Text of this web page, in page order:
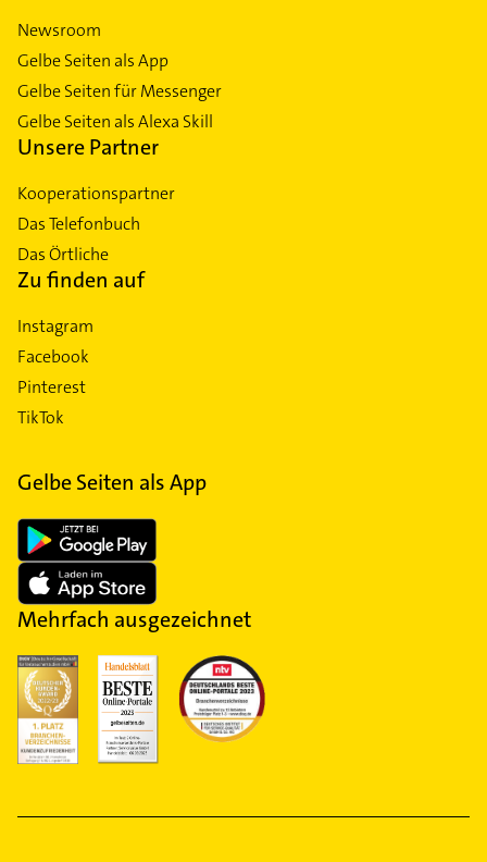
Newsroom
Gelbe Seiten als App
Gelbe Seiten für Messenger
Gelbe Seiten als Alexa Skill
Unsere Partner
Kooperationspartner
Das Telefonbuch
Das Örtliche
Zu finden auf
Instagram
Facebook
Pinterest
TikTok
Gelbe Seiten als App
Mehrfach ausgezeichnet